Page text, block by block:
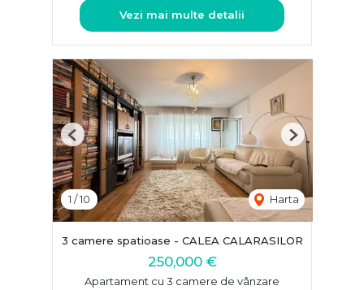
Vezi mai multe detalii
1 /10 Harta
Previous Next
3 camere spatioase - CALEA CALARASILOR
250,000 €
Apartament cu 3 camere de vânzare